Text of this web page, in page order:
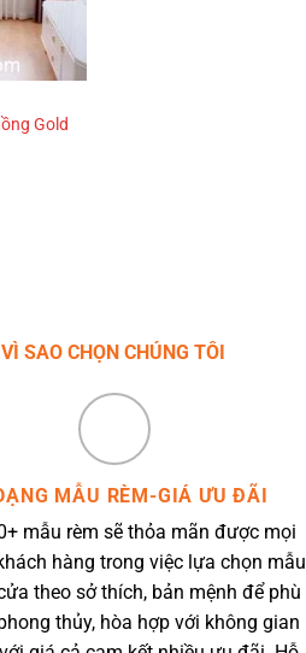
Gold
VÌ SAO CHỌN CHÚNG TÔI
MẪU RÈM-GIÁ ƯU ĐÃI
mẫu rèm sẽ thỏa mãn được mọi
hàng trong việc lựa chọn mẫu
theo sở thích, bản mệnh để phù
thủy, hòa hợp với không gian